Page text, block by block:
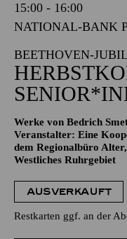
15:00 - 16:00
NATIONAL-BANK
BEETHOVEN-
Werke von Bedrich
Veranstalter: Eine
dem Regionalbüro
Westliches Ruhrgebiet
AUSVERKAUFT
Restkarten ggf. an der